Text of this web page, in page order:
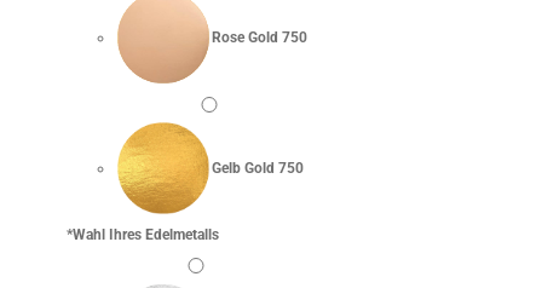
Rose Gold 750
Gelb Gold 750
*Wahl Ihres Edelmetalls